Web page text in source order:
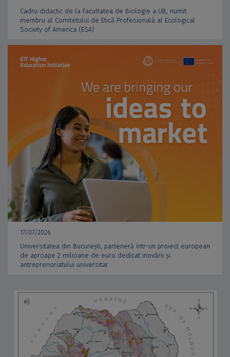
Cadru didactic de la Facultatea de Biologie a UB, numit
membru al Comitetului de Etică Profesională al Ecological
Society of America (ESA)
17/07/2026
Universitatea din București, parteneră într-un proiect european
de aproape 2 milioane de euro dedicat inovării și
antreprenoriatului universitar